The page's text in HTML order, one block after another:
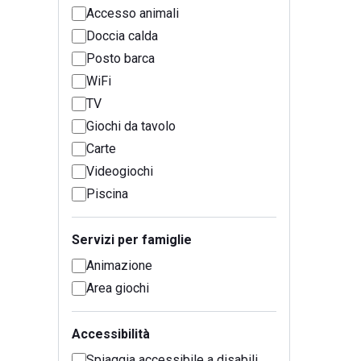
Accesso animali
Doccia calda
Posto barca
WiFi
TV
Giochi da tavolo
Carte
Videogiochi
Piscina
Servizi per famiglie
Animazione
Area giochi
Accessibilità